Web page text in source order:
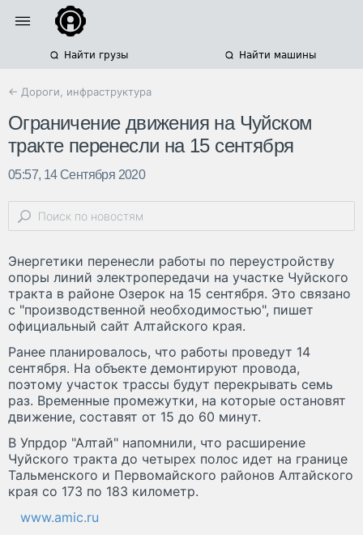
Найти грузы Найти машины
← Дороги, инфраструктура
Ограничение движения на Чуйском
тракте перенесли на 15 сентября
05:57, 14 Сентября 2020
Энергетики перенесли работы по переустройству
опоры линий электропередачи на участке Чуйского
тракта в районе Озерок на 15 сентября. Это связано
с "производственной необходимостью", пишет
официальный сайт Алтайского края.
Ранее планировалось, что работы проведут 14
сентября. На объекте демонтируют провода,
поэтому участок трассы будут перекрывать семь
раз. Временные промежутки, на которые остановят
движение, составят от 15 до 60 минут.
В Упрдор "Алтай" напомнили, что расширение
Чуйского тракта до четырех полос идет на границе
Тальменского и Первомайского районов Алтайского
края со 173 по 183 километр.
www.amic.ru